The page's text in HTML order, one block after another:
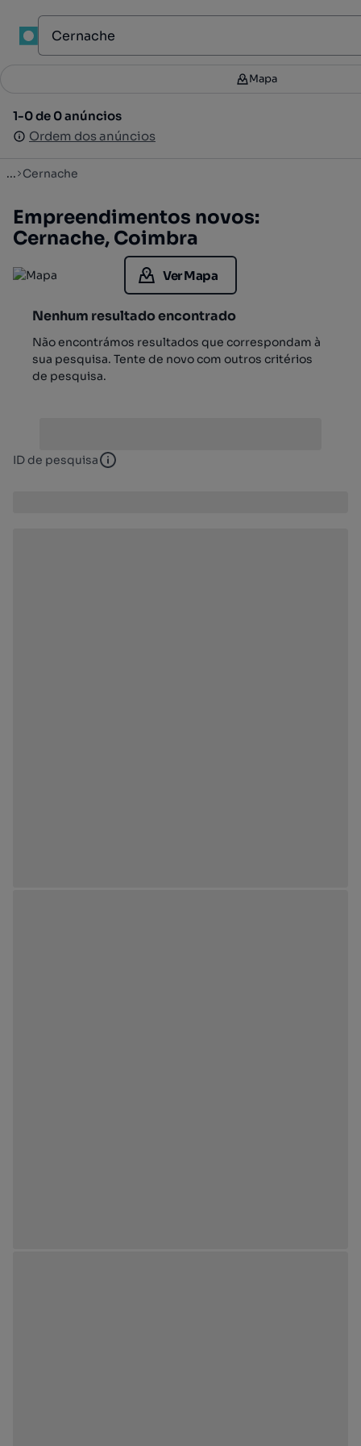
Filtros
1-0 de 0 anúncios
Ordem dos anúncios
Mapa
1-0 de 0 anúncios
Ordem dos anúncios
... Cernache
Empreendimentos novos:
Cernache, Coimbra
Ver Mapa
Nenhum resultado encontrado
Não encontrámos resultados que correspondam à
sua pesquisa. Tente de novo com outros critérios
de pesquisa.
ID de pesquisa ID de pesquisa